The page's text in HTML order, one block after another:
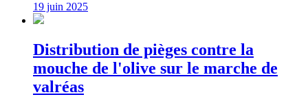
19 juin 2025
Distribution de pièges contre la
mouche de l'olive sur le marche de
valréas